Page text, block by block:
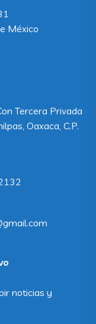
México
Tercera Privada
Oaxaca, C.P.
noticias y